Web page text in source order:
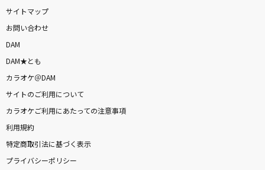
サイトマップ
お問い合わせ
DAM
DAM★とも
カラオケ＠DAM
サイトのご利用について
カラオケご利用にあたっての注意事項
利用規約
特定商取引法に基づく表示
プライバシーポリシー